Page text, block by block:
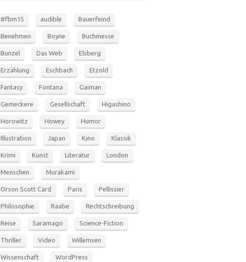
#fbm15 audible Bauerfeind
Benehmen Boyne Buchmesse
Bunzel Das Web Elsberg
Erzählung Eschbach Etzold
Fantasy Fontana Gaiman
Gemeckere Gesellschaft Higashino
Horowitz Howey Humor
Illustration Japan Kino Klassik
Krimi Kunst Literatur London
Menschen Murakami
Orson Scott Card Paris Pellissier
Philosophie Raabe Rechtschreibung
Reise Saramago Science-Fiction
Thriller Video Willemsen
Wissenschaft WordPress